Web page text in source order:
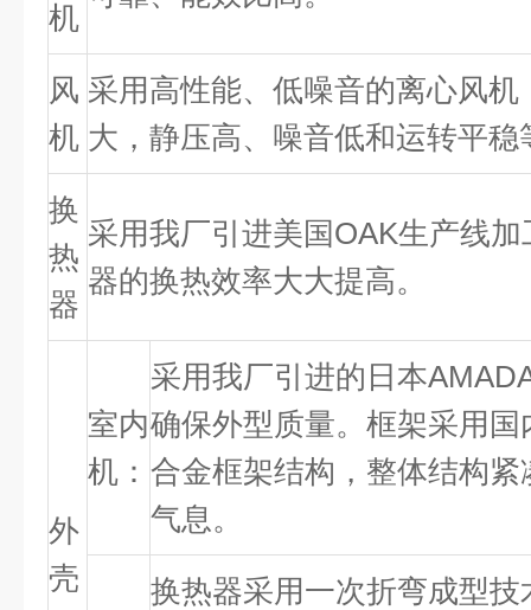
机
风
机
采用高性能、低噪音的离心风机
大，静压高、噪音低和运转平稳
换
热
器
采用我厂引进美国OAK生产线
器的换热效率大大提高。
外
壳
室内
机：
采用我厂引进的日本
确保外型质量。框架采用国
合金框架结构，整体结构紧
气息。
换热器采用一次折弯成型技